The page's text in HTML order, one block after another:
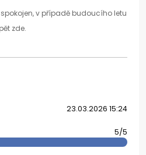
v případě budoucího letu
zde.
23.03.2026 15:24
5/5